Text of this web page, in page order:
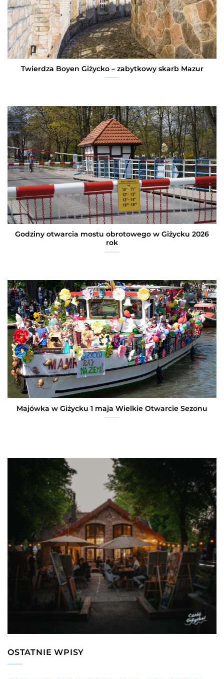
Twierdza Boyen Giżycko – zabytkowy skarb Mazur
Godziny otwarcia mostu obrotowego w Giżycku 2026
rok
Majówka w Giżycku 1 maja Wielkie Otwarcie Sezonu
OSTATNIE WPISY